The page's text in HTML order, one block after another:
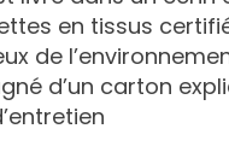
en tissus
de
d’un carton